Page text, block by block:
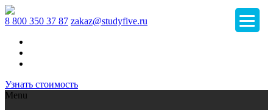
8 800 350 37 87 zakaz@studyfive.ru
Узнать стоимость
Menu